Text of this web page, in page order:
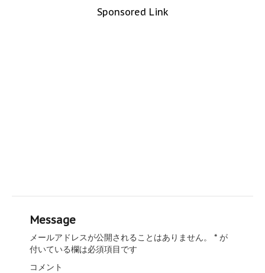
Sponsored Link
Message
メールアドレスが公開されることはありません。 * が
付いている欄は必須項目です
コメント